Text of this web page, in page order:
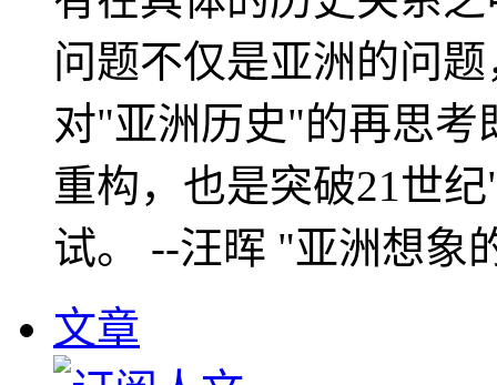
问题不仅是亚洲的问
对"亚洲历史"的再思考
重构，也是突破21世
试。 --汪晖 "亚洲想象
文章